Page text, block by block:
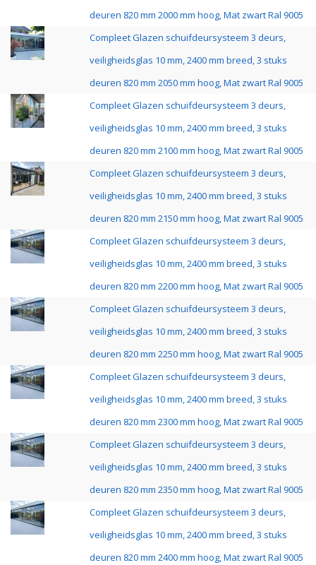
deuren 820 mm 2000 mm hoog, Mat zwart Ral 9005
Compleet Glazen schuifdeursysteem 3 deurs,
veiligheidsglas 10 mm, 2400 mm breed, 3 stuks
deuren 820 mm 2050 mm hoog, Mat zwart Ral 9005
Compleet Glazen schuifdeursysteem 3 deurs,
veiligheidsglas 10 mm, 2400 mm breed, 3 stuks
deuren 820 mm 2100 mm hoog, Mat zwart Ral 9005
Compleet Glazen schuifdeursysteem 3 deurs,
veiligheidsglas 10 mm, 2400 mm breed, 3 stuks
deuren 820 mm 2150 mm hoog, Mat zwart Ral 9005
Compleet Glazen schuifdeursysteem 3 deurs,
veiligheidsglas 10 mm, 2400 mm breed, 3 stuks
deuren 820 mm 2200 mm hoog, Mat zwart Ral 9005
Compleet Glazen schuifdeursysteem 3 deurs,
veiligheidsglas 10 mm, 2400 mm breed, 3 stuks
deuren 820 mm 2250 mm hoog, Mat zwart Ral 9005
Compleet Glazen schuifdeursysteem 3 deurs,
veiligheidsglas 10 mm, 2400 mm breed, 3 stuks
deuren 820 mm 2300 mm hoog, Mat zwart Ral 9005
Compleet Glazen schuifdeursysteem 3 deurs,
veiligheidsglas 10 mm, 2400 mm breed, 3 stuks
deuren 820 mm 2350 mm hoog, Mat zwart Ral 9005
Compleet Glazen schuifdeursysteem 3 deurs,
veiligheidsglas 10 mm, 2400 mm breed, 3 stuks
deuren 820 mm 2400 mm hoog, Mat zwart Ral 9005